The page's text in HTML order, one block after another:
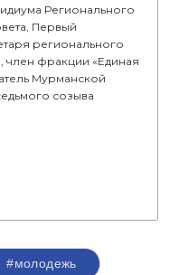
Регионального
Первый
регионального
член фракции «Единая
Мурманской
созыва
#молодежь